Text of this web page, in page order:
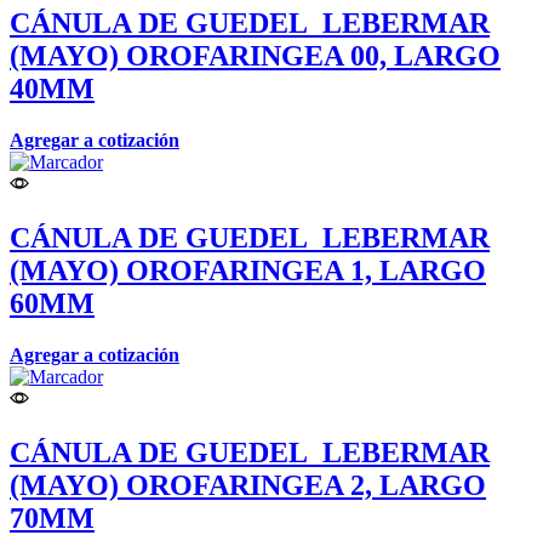
CÁNULA DE GUEDEL_LEBERMAR
(MAYO) OROFARINGEA 00, LARGO
40MM
Agregar a cotización
CÁNULA DE GUEDEL_LEBERMAR
(MAYO) OROFARINGEA 1, LARGO
60MM
Agregar a cotización
CÁNULA DE GUEDEL_LEBERMAR
(MAYO) OROFARINGEA 2, LARGO
70MM